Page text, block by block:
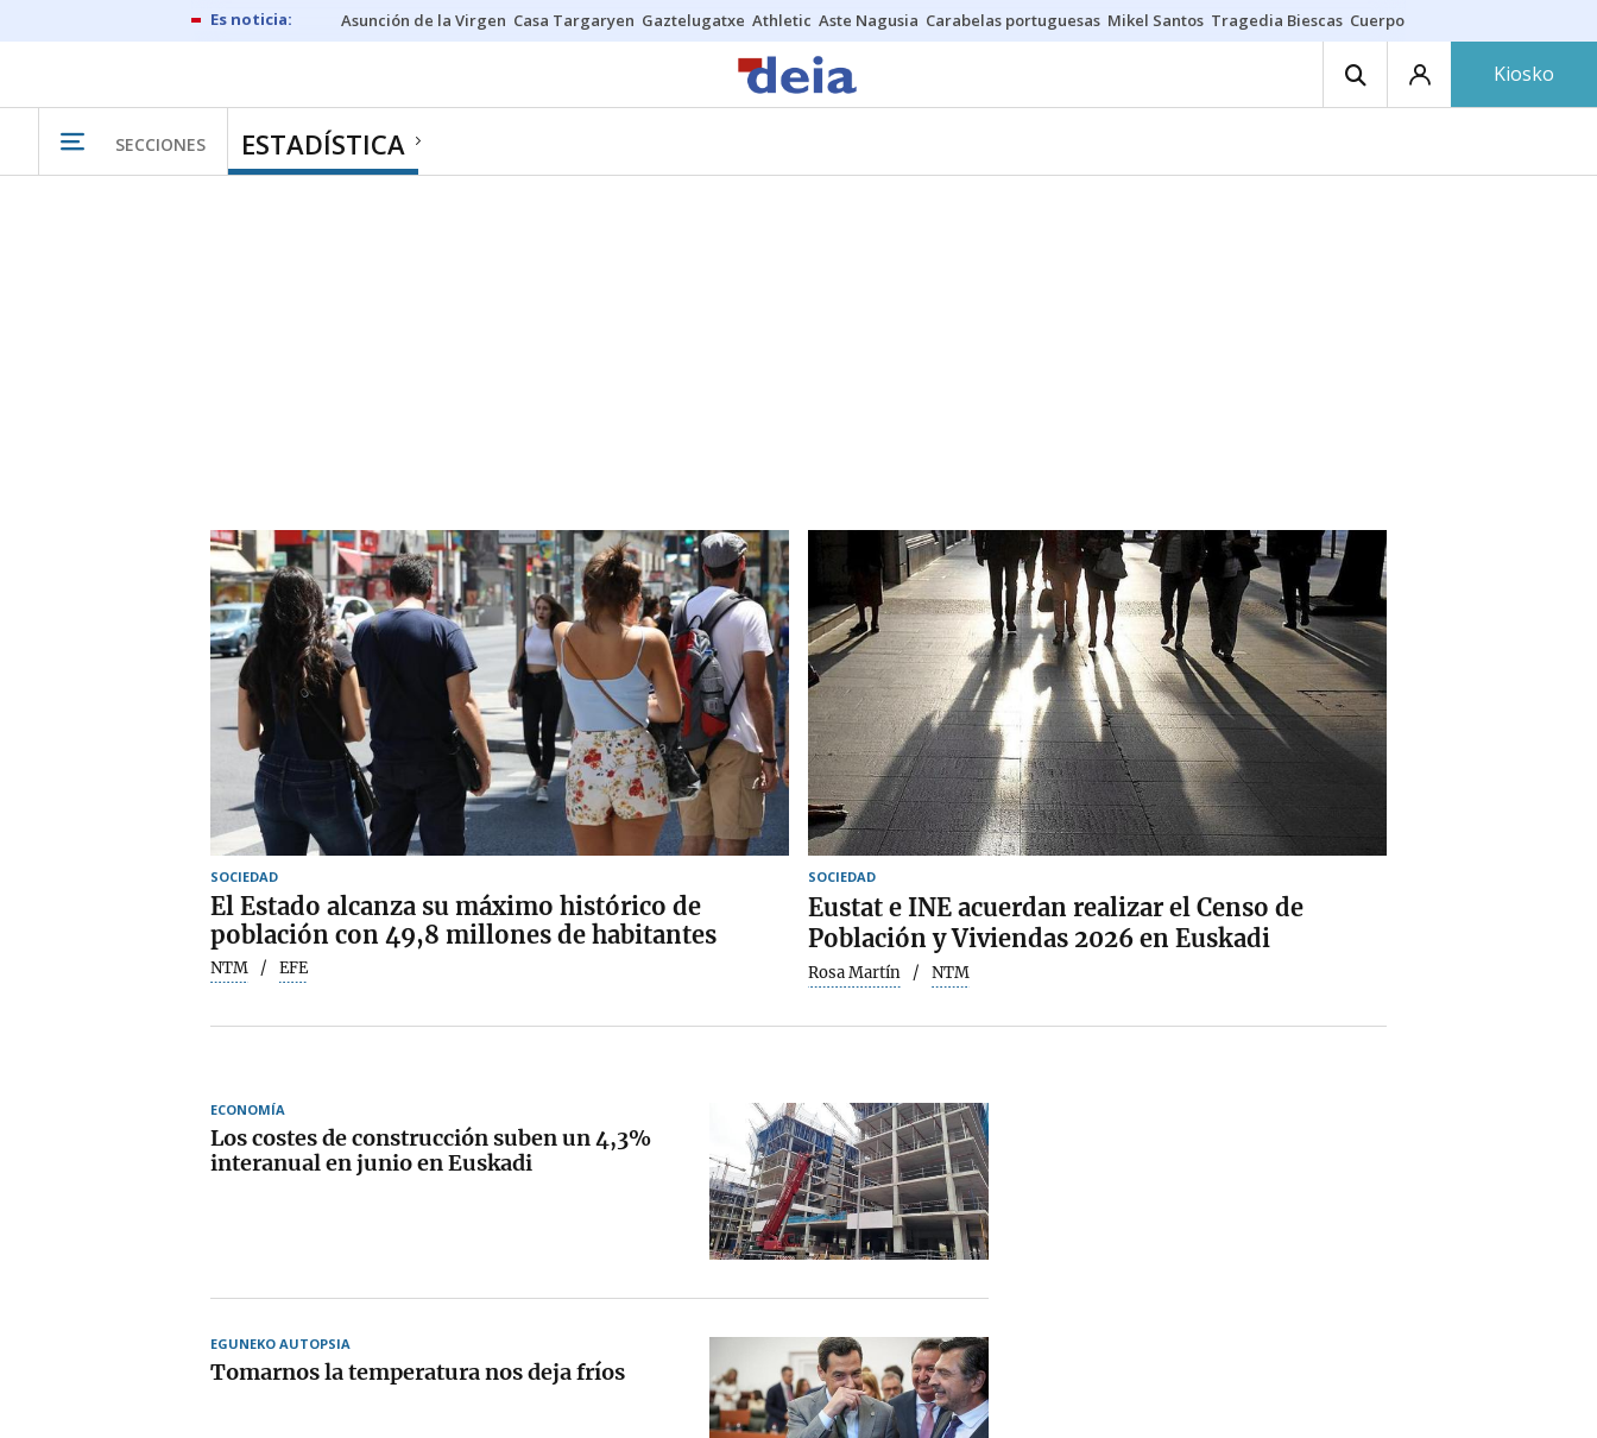
Asunción de la Virgen Casa Targaryen Gaztelugatxe Athletic Aste Nagusia Carabelas portuguesas Mikel Santos Tragedia Biescas Cuerpo ría
Kiosko
SECCIONES ESTADÍSTICA
SOCIEDAD
El Estado alcanza su máximo histórico de
población con 49,8 millones de habitantes
NTM EFE
SOCIEDAD
Eustat e INE acuerdan realizar el Censo de
Población y Viviendas 2026 en Euskadi
Rosa Martín NTM
ECONOMÍA
Los costes de construcción suben un 4,3%
interanual en junio en Euskadi
EGUNEKO AUTOPSIA
Tomarnos la temperatura nos deja fríos